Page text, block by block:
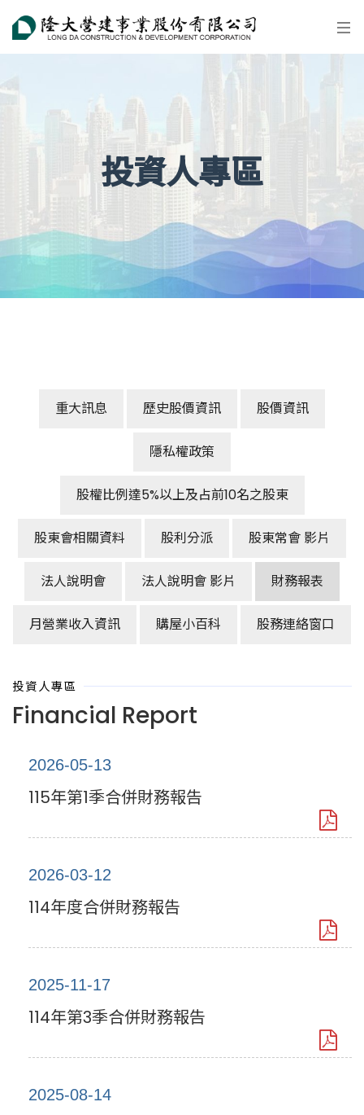
投資人專區
重大訊息 歷史股價資訊 股價資訊
隱私權政策
股權比例達5%以上及占前10名之股東
股東會相關資料 股利分派 股東常會 影片
法人說明會 法人說明會 影片 財務報表
月營業收入資訊 購屋小百科 股務連絡窗口
投資人專區
Financial Report
2026-05-13
115年第1季合併財務報告
2026-03-12
114年度合併財務報告
2025-11-17
114年第3季合併財務報告
2025-08-14